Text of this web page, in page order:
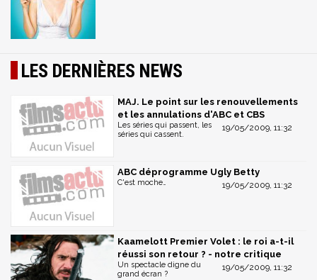
LES DERNIÈRES NEWS
MAJ. Le point sur les renouvellements
et les annulations d'ABC et CBS
19/05/2009, 11:32
Les séries qui passent, les
séries qui cassent.
ABC déprogramme Ugly Betty
19/05/2009, 11:32
C'est moche…
Kaamelott Premier Volet : le roi a-t-il
réussi son retour ? - notre critique
19/05/2009, 11:32
Un spectacle digne du
grand écran ?